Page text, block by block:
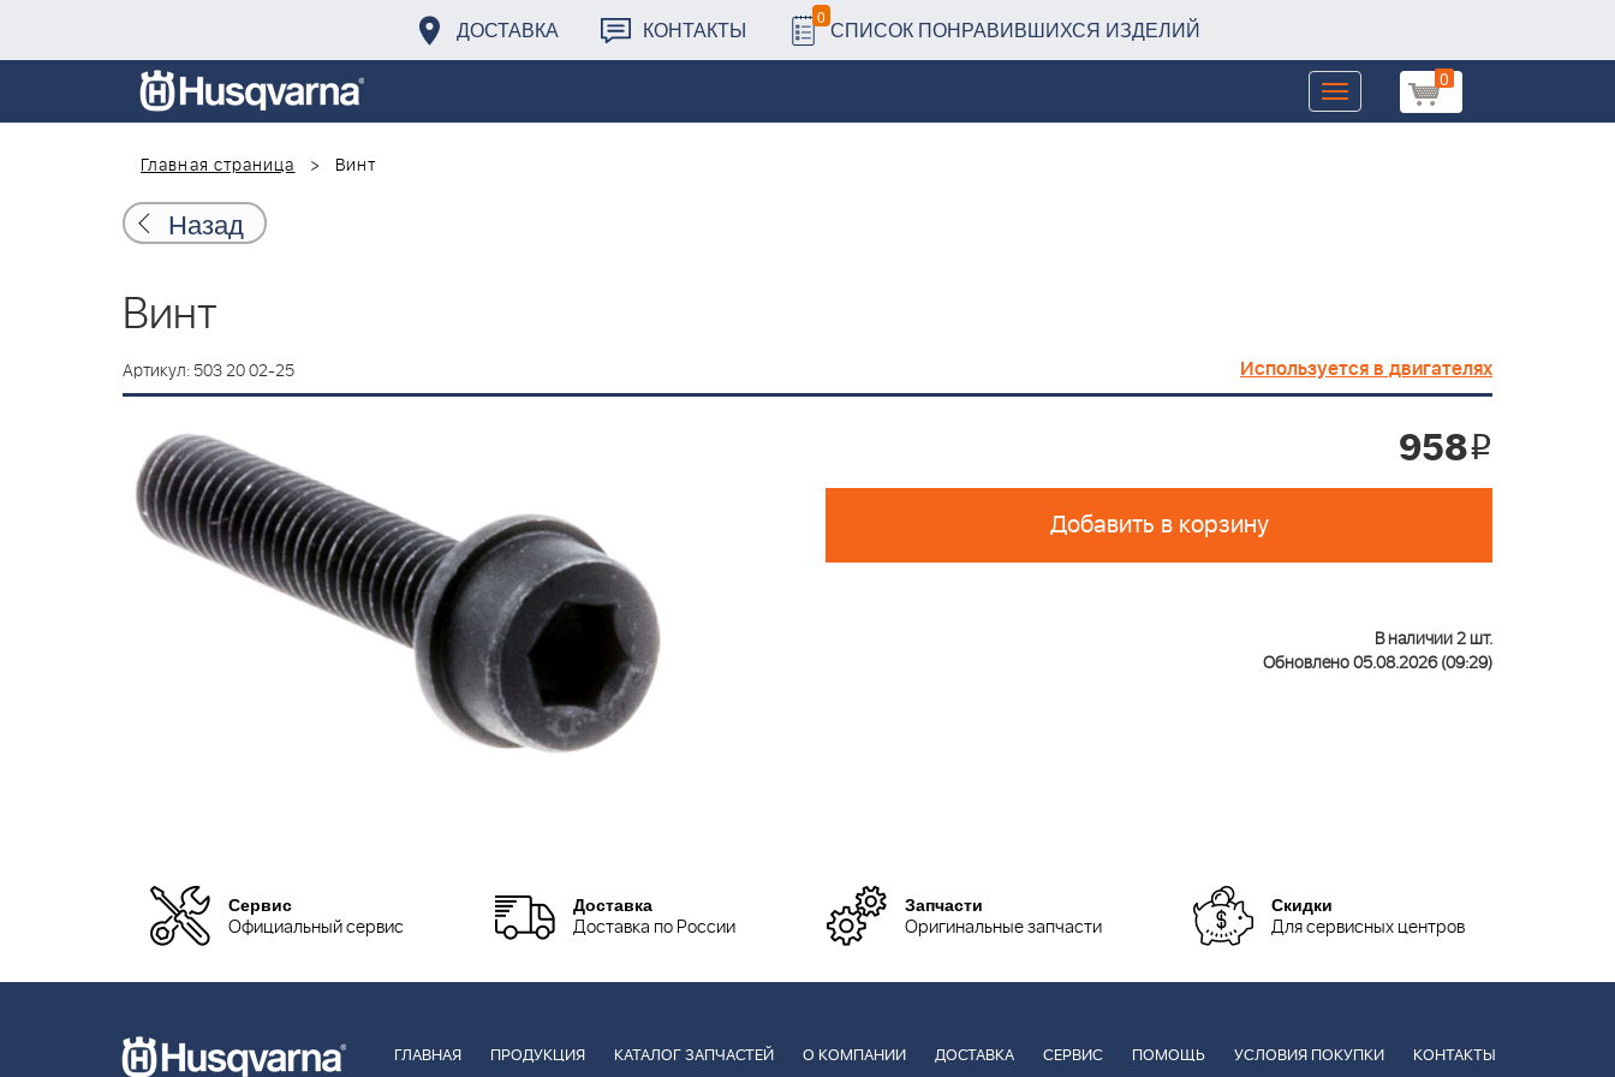
ДОСТАВКА КОНТАКТЫ 0 СПИСОК ПОНРАВИВШИХСЯ ИЗДЕЛИЙ
0
Toggle
navigation
Главная страница
Винт
Назад
Винт
Артикул: 503 20 02-25 Используется в двигателях
958i
Добавить в корзину
В наличии 2 шт.
Обновлено 05.08.2026 (09:29)
Сервис
Официальный сервис
Доставка
Доставка по России
Запчасти
Оригинальные запчасти
Скидки
Для сервисных центров
ГЛАВНАЯ ПРОДУКЦИЯ КАТАЛОГ ЗАПЧАСТЕЙ О КОМПАНИИ ДОСТАВКА СЕРВИС ПОМОЩЬ УСЛОВИЯ ПОКУПКИ КОНТАКТЫ